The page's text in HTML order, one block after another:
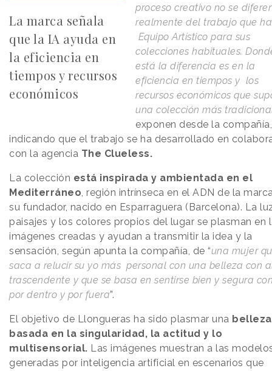
La marca señala
que la IA ayuda en
la eficiencia en
tiempos y recursos
económicos
proceso creativo no se
realmente del trabajo que
Equipo Artístico para sus
colecciones habituales.
está la diferencia es en la
eficiencia en tiempos y los
recursos económicos que
una colección más
exponen desde la compañía,
indicando que el trabajo se ha desarrollado en
con la agencia The Clueless.
La colección está inspirada y ambientada en el
Mediterráneo, región intrínseca en el ADN de la
su fundador, nacido en Esparraguera (Barcelona). La
paisajes y los colores propios del lugar se plasman en
imágenes creadas y ayudan a transmitir la idea y la
sensación, según apunta la compañía, de “una mujer
saca a relucir su yo más personal con una belleza con
trascendente y que se basa en sentirse bien y segura
por dentro y por fuera”.
El objetivo de Llongueras ha sido plasmar una belleza
basada en la singularidad, la actitud y lo
multisensorial. Las imágenes muestran a las
generadas por inteligencia artificial en escenarios que